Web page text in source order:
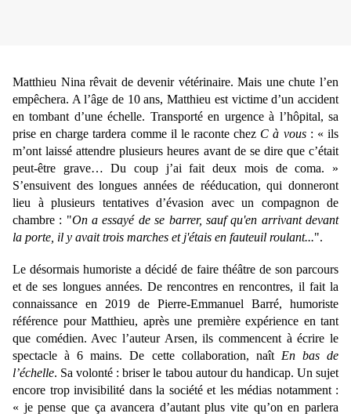
Matthieu Nina rêvait de devenir vétérinaire. Mais une chute l’en
empêchera. A l’âge de 10 ans, Matthieu est victime d’un accident
en tombant d’une échelle. Transporté en urgence à l’hôpital, sa
prise en charge tardera comme il le raconte chez C à vous: « ils
m’ont laissé attendre plusieurs heures avant de se dire que c’était
peut-être grave… Du coup j’ai fait deux mois de coma. »
S’ensuivent des longues années de rééducation, qui donneront
lieu à plusieurs tentatives d’évasion avec un compagnon de
chambre : "On a essayé de se barrer, sauf qu'en arrivant devant
la porte, il y avait trois marches et j'étais en fauteuil roulant...".
Le désormais humoriste a décidé de faire théâtre de son parcours
et de ses longues années. De rencontres en rencontres, il fait la
connaissance en 2019 de Pierre-Emmanuel Barré, humoriste
référence pour Matthieu, après une première expérience en tant
que comédien. Avec l’auteur Arsen, ils commencent à écrire le
spectacle à 6 mains. De cette collaboration, naît En bas de
l’échelle. Sa volonté : briser le tabou autour du handicap. Un sujet
encore trop invisibilité dans la société et les médias notamment :
« je pense que ça avancera d’autant plus vite qu’on en parlera